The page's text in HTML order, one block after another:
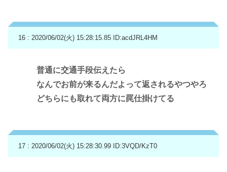
16 : 2020/06/02(火) 15:28:15.85 ID:acdJRL4HM
普通に交通手段伝えたら
なんでお前が来るんだよって返されるやつやろ
どちらにも取れて両方に罠仕掛けてる
17 : 2020/06/02(火) 15:28:30.99 ID:3VQD/KzT0